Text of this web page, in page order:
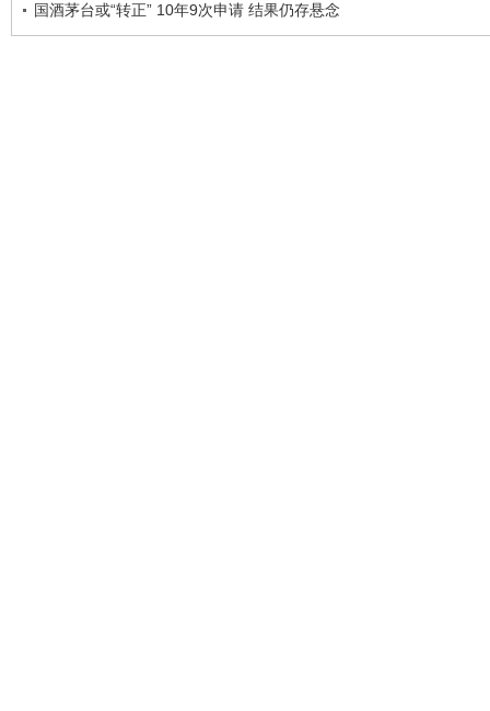
国酒茅台或“转正” 10年9次申请 结果仍存悬念